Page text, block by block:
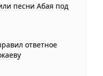
песни Абая под
ответное